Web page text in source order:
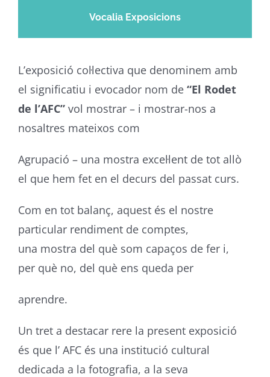
L’exposició col·lectiva que denominem amb
el significatiu i evocador nom de “El Rodet
de l’AFC”vol mostrar – i mostrar-nos a
nosaltres mateixos com
Agrupació – una mostra excel·lent de tot allò
el que hem fet en el decurs del passat curs.
Com en tot balanç, aquest és el nostre
particular rendiment de comptes,
una mostra del què som capaços de fer i,
per què no, del què ens queda per
aprendre.
Un tret a destacar rere la present exposició
és que l’ AFC és una institució cultural
dedicada a la fotografia, a la seva
Vocalia Exposicions